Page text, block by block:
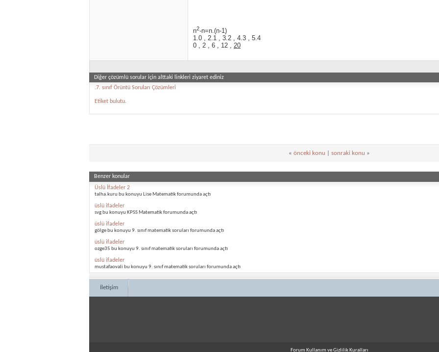
n2-n=n.(n-1)
1.0 , 2.1 , 3.2 , 4.3 , 5.4
0 , 2 , 6 , 12 , 20
Diğer çözümlü sorular için alttaki linkleri ziyaret ediniz
.7. sınıf Örüntü Soruları Çözümleri
Etiket bulutu.
« önceki konu sonraki konu »
Benzer konular
Üslü İfadeler 2
talha.kuru bu konuyu Lise Matematik forumunda açtı
üslü ifadeler
svg bu konuyu KPSS Matematik forumunda açtı
üslü ifadeler
gölge bu konuyu 9. sınıf matematik soruları forumunda açtı
üslü ifadeler
ozge35 bu konuyu 9. sınıf matematik soruları forumunda açtı
üslü ifadeler
mustafaovali bu konuyu 9. sınıf matematik soruları forumunda açtı
İletişim
Forum Kullanım ve Gizlilik Kuralları